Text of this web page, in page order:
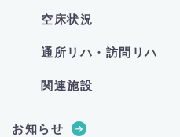
空床状況
通所リハ・訪問リハ
関連施設
お知らせ